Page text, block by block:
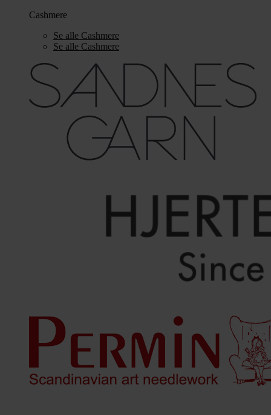
Cashmere
Se alle Cashmere
Se alle Cashmere